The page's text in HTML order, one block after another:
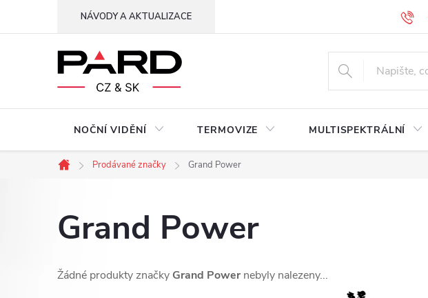
NÁVODY A AKTUALIZACE
NOČNÍ VIDĚNÍ TERMOVIZE MULTISPEKTRÁLNÍ
Domů
Prodávané značky Grand Power
Grand Power
Žádné produkty značky Grand Power nebyly nalezeny...